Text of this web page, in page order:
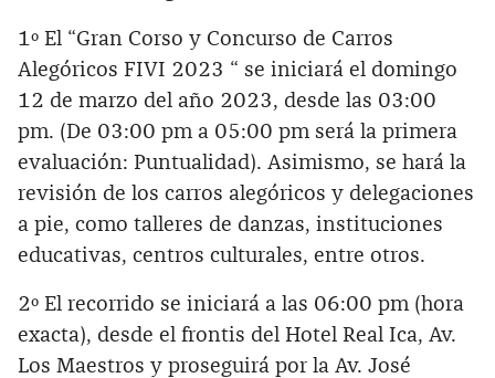
1º El “Gran Corso y Concurso de Carros
Alegóricos FIVI 2023 “ se iniciará el domingo
12 de marzo del año 2023, desde las 03:00
pm. (De 03:00 pm a 05:00 pm será la primera
evaluación: Puntualidad). Asimismo, se hará la
revisión de los carros alegóricos y delegaciones
a pie, como talleres de danzas, instituciones
educativas, centros culturales, entre otros.
2º El recorrido se iniciará a las 06:00 pm (hora
exacta), desde el frontis del Hotel Real Ica, Av.
Los Maestros y proseguirá por la Av. José